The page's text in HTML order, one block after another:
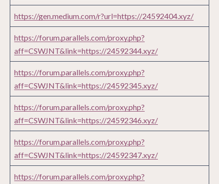
https://gen.medium.com/r?url=https://24592404.xyz/
https://forum.parallels.com/proxy.php?
aff=CSWJNT&link=https://24592344.xyz/
https://forum.parallels.com/proxy.php?
aff=CSWJNT&link=https://24592345.xyz/
https://forum.parallels.com/proxy.php?
aff=CSWJNT&link=https://24592346.xyz/
https://forum.parallels.com/proxy.php?
aff=CSWJNT&link=https://24592347.xyz/
https://forum.parallels.com/proxy.php?